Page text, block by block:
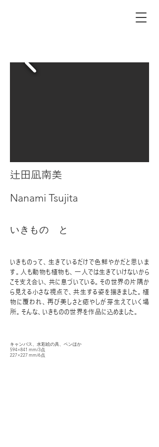
辻田凪南美
Nanami Tsujita
いきもの と
いきものって、生きているだけで色鮮やかだと思いま
す。人も動物も植物も、一人では生きていけないから
こそ支え合い、共に息づいている。その世界の片隅か
ら見える小さな視点で、共生する姿を描きました。植
物に覆われ、再び美しさと癒やしが芽生えていく場
所。そんな、いきものの世界を作品に込めました。
キャンバス、水彩絵の具、ペンほか
594×841 mm/3点
227×227 mm/6点